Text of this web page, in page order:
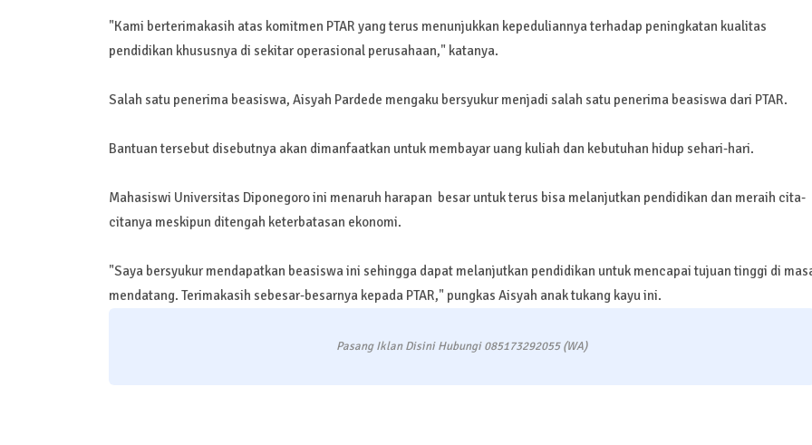
"Kami berterimakasih atas komitmen PTAR yang terus menunjukkan kepeduliannya terhadap peningkatan kualitas
pendidikan khususnya di sekitar operasional perusahaan," katanya.
Salah satu penerima beasiswa, Aisyah Pardede mengaku bersyukur menjadi salah satu penerima beasiswa dari PTAR.
Bantuan tersebut disebutnya akan dimanfaatkan untuk membayar uang kuliah dan kebutuhan hidup sehari-hari.
Mahasiswi Universitas Diponegoro ini menaruh harapan besar untuk terus bisa melanjutkan pendidikan dan meraih cita-
citanya meskipun ditengah keterbatasan ekonomi.
"Saya bersyukur mendapatkan beasiswa ini sehingga dapat melanjutkan pendidikan untuk mencapai tujuan tinggi di
mendatang. Terimakasih sebesar-besarnya kepada PTAR," pungkas Aisyah anak tukang kayu ini.
Pasang Iklan Disini Hubungi 085173292055 (WA)